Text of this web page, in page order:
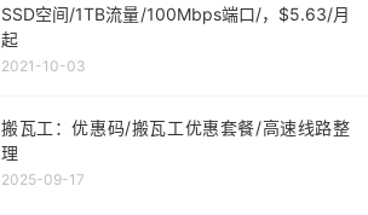
SSD空间/1TB流量/100Mbps端口/，$5.63/月
起
2021-10-03
搬瓦工：优惠码/搬瓦工优惠套餐/高速线路整
理
2025-09-17